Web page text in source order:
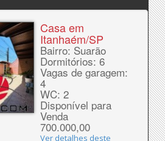
Casa em
Itanhaém/SP
Bairro: Suarão
Dormitórios: 6
Vagas de garagem:
4
WC: 2
Disponível para
Venda
700.000,00
Ver detalhes deste